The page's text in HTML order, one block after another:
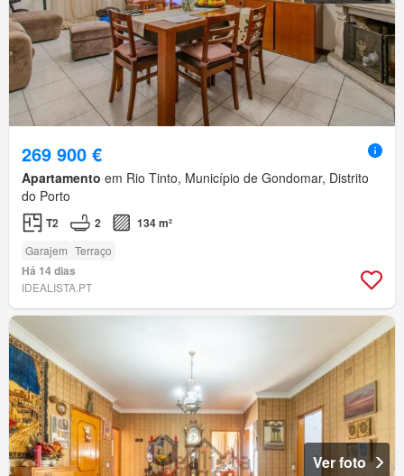
269 900 €
Apartamento em Rio Tinto, Município de Gondomar, Distrito
do Porto
T2 2 134 m²
Garajem Terraço
Há 14 dias
IDEALISTA.PT
Ver foto